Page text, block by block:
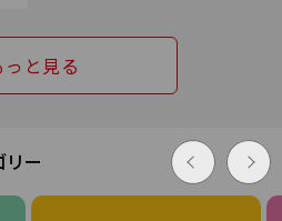
っと見る
リー